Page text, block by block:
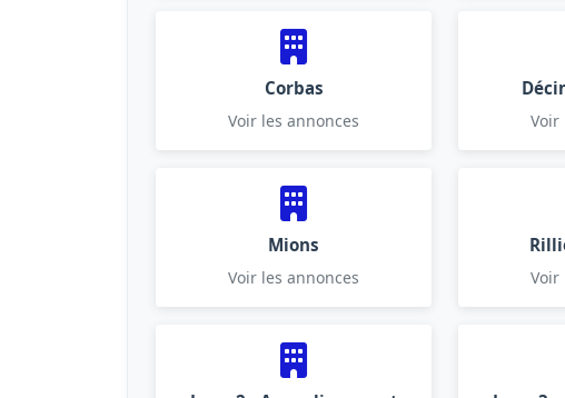
Corbas
Voir les annonces Voir
Mions
Voir les annonces Voir